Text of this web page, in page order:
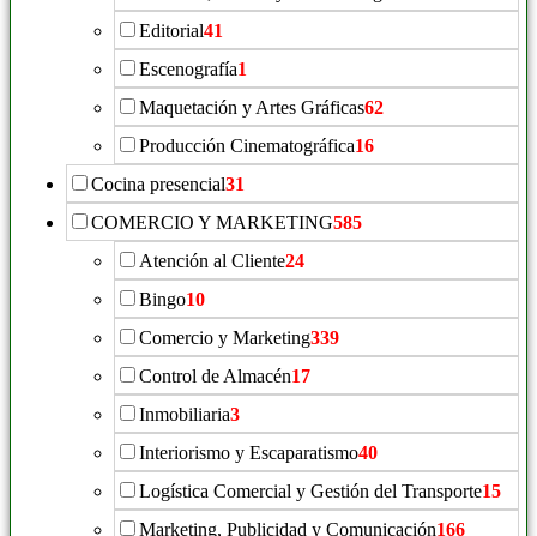
Editorial41
Escenografía1
Maquetación y Artes Gráficas62
Producción Cinematográfica16
Cocina presencial31
COMERCIO Y MARKETING585
Atención al Cliente24
Bingo10
Comercio y Marketing339
Control de Almacén17
Inmobiliaria3
Interiorismo y Escaparatismo40
Logística Comercial y Gestión del Transporte15
Marketing, Publicidad y Comunicación166